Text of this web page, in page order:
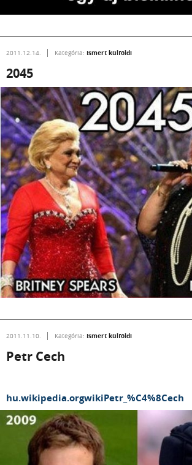
2011.12.14. Kategória: Ismert külföldi
2045
2011.11.10. Kategória: Ismert külföldi
Petr Cech
hu.wikipedia.orgwikiPetr_%C4%8Cech